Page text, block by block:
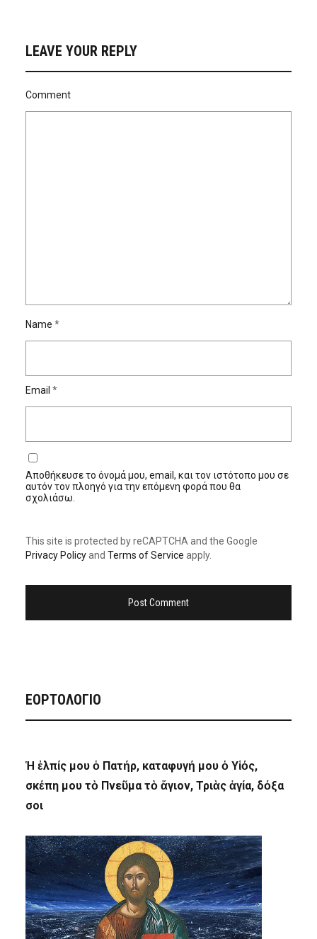
LEAVE YOUR REPLY
Comment
Name *
Email *
Αποθήκευσε το όνομά μου, email, και τον ιστότοπο μου σε
αυτόν τον πλοηγό για την επόμενη φορά που θα
σχολιάσω.
This site is protected by reCAPTCHA and the Google
Privacy Policyand Terms of Service apply.
ΕΟΡΤΟΛΟΓΙΟ
Ἡ ἐλπίς μου ὁ Πατήρ, καταφυγή μου ὁ Υἱός,
σκέπη μου τὸ Πνεῦμα τὸ ἅγιον, Τριὰς ἁγία, δόξα
σοι